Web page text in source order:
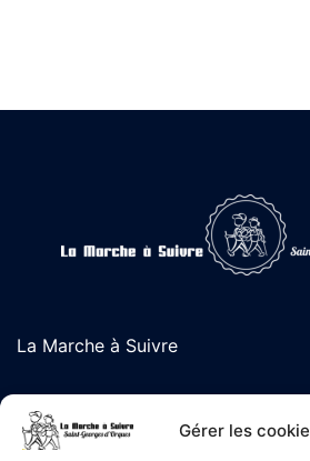
Gérer les
La Marche à Suivre
L'association de randonnée de